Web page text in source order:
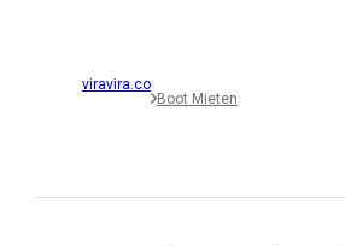
viravira.co
Boot Mieten